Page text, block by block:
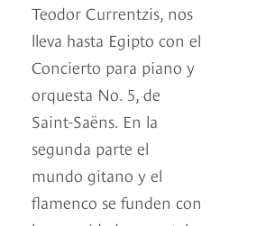
Teodor Currentzis, nos
lleva hasta Egipto con el
Concierto para piano y
orquesta No. 5, de
Saint-Saëns. En la
segunda parte el
mundo gitano y el
flamenco se funden con